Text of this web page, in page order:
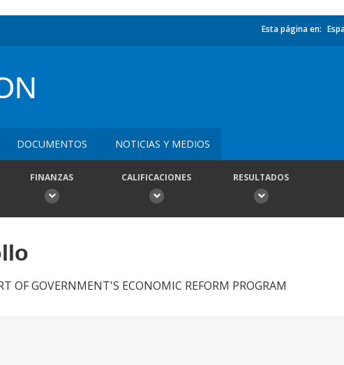
Esta página en:
DOCUMENTOS NOTICIAS Y MEDIOS
FINANZAS CALIFICACIONES RESULTADOS
OF GOVERNMENT'S ECONOMIC REFORM PROGRAM